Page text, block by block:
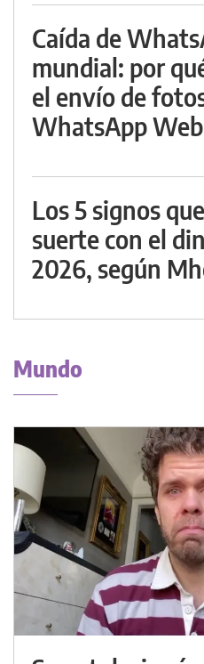
Caída de
mundial: por
el envío de
WhatsApp Web
Los 5 signos
suerte con el
2026, según
Mundo